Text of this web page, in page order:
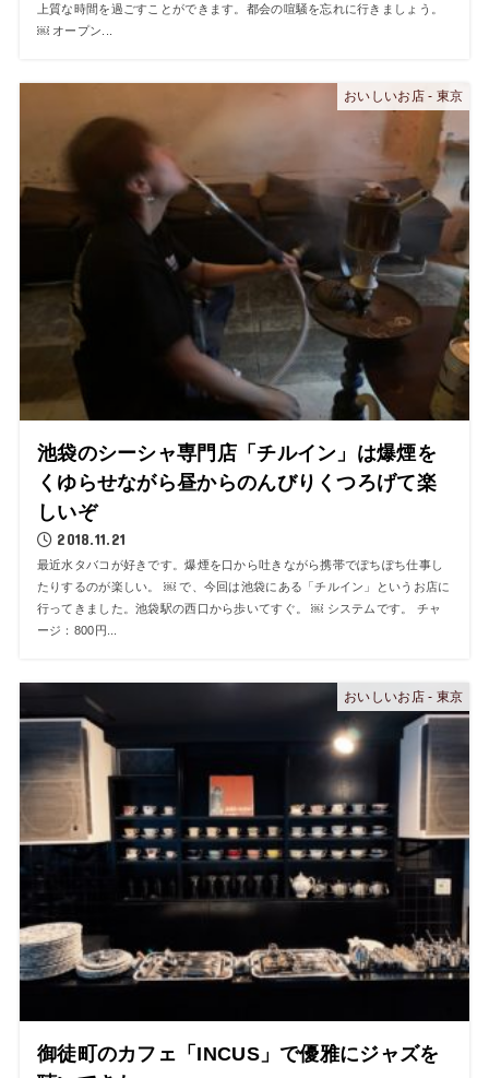
上質な時間を過ごすことができます。都会の喧騒を忘れに行きましょう。
￼ オープン...
おいしいお店 - 東京
池袋のシーシャ専門店「チルイン」は爆煙を
くゆらせながら昼からのんびりくつろげて楽
しいぞ
2018.11.21
最近水タバコが好きです。爆煙を口から吐きながら携帯でぽちぽち仕事し
たりするのが楽しい。 ￼ で、今回は池袋にある「チルイン」というお店に
行ってきました。池袋駅の西口から歩いてすぐ。 ￼ システムです。 チャ
ージ：800円...
おいしいお店 - 東京
御徒町のカフェ「INCUS」で優雅にジャズを